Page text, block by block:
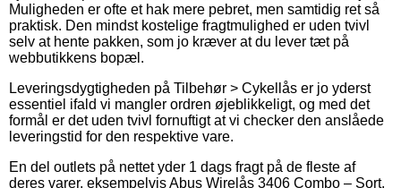
Muligheden er ofte et hak mere pebret, men samtidig ret så
praktisk. Den mindst kostelige fragtmulighed er uden tvivl
selv at hente pakken, som jo kræver at du lever tæt på
webbutikkens bopæl.
Leveringsdygtigheden på Tilbehør > Cykellås er jo yderst
essentiel ifald vi mangler ordren øjeblikkeligt, og med det
formål er det uden tvivl fornuftigt at vi checker den anslåede
leveringstid for den respektive vare.
En del outlets på nettet yder 1 dags fragt på de fleste af
deres varer, eksempelvis Abus Wirelås 3406 Combo – Sort,